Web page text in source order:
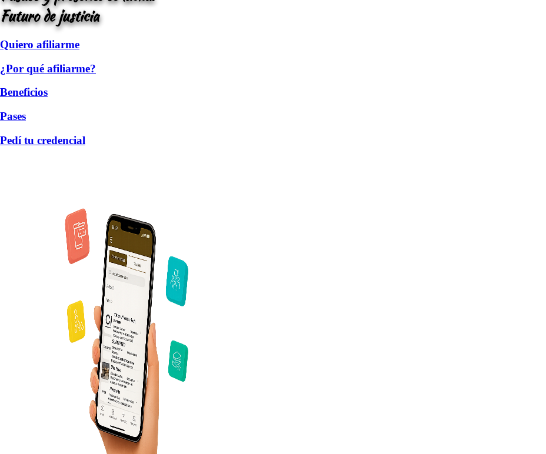
Futuro de justicia
Quiero afiliarme
¿Por qué afiliarme?
Beneficios
Pases
Pedí tu credencial